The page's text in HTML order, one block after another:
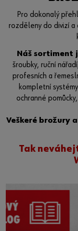
Pro dokonalý
rozděleny do divizí a
Náš sortiment
šroubky, ruční
profesních a
kompletní
ochranné
Veškeré brožury
Tak